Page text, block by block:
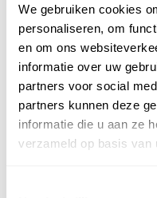
We gebruiken cookies
personaliseren, om
en om ons
informatie over uw
partners voor social
partners kunnen deze
informatie die u aan ze
verzameld op basis van
Tegenstuk voor
Bestel voor deurloopslot
Deursoort: aanslag
Design: Studio Private Line
Materiaal: Aluminium